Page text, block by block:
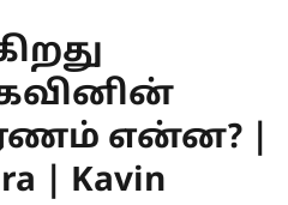
என்ன? |
| Kavin